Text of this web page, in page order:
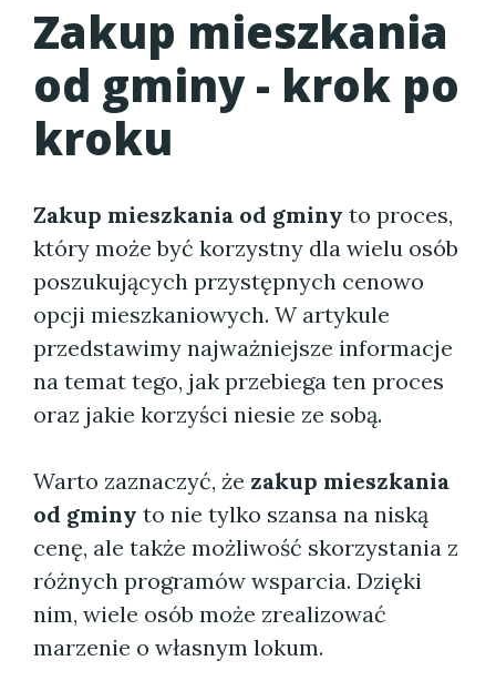
Zakup mieszkania
od gminy - krok po
kroku
Zakup mieszkania od gminy to proces,
który może być korzystny dla wielu osób
poszukujących przystępnych cenowo
opcji mieszkaniowych. W artykule
przedstawimy najważniejsze informacje
na temat tego, jak przebiega ten proces
oraz jakie korzyści niesie ze sobą.
Warto zaznaczyć, że zakup mieszkania
od gminy to nie tylko szansa na niską
cenę, ale także możliwość skorzystania z
różnych programów wsparcia. Dzięki
nim, wiele osób może zrealizować
marzenie o własnym lokum.